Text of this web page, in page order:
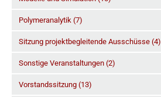
Polymeranalytik (7)
Sitzung projektbegleitende Ausschüsse (4)
Sonstige Veranstaltungen (2)
Vorstandssitzung (13)